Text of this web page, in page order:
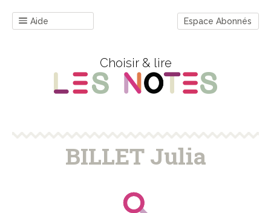
Aide Espace Abonnés
Choisir & lire
BILLET Julia